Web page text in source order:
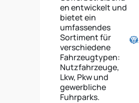
en entwickelt und
bietet ein
umfassendes
Sortiment für
verschiedene
Fahrzeugtypen:
Nutzfahrzeuge,
Lkw, Pkw und
gewerbliche
Fuhrparks.